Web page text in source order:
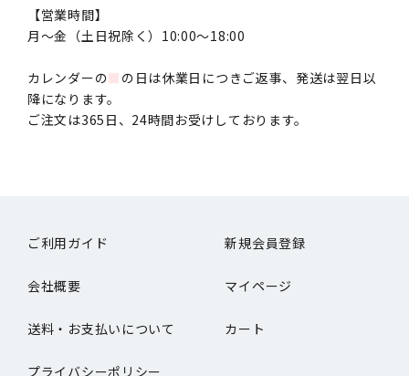
【営業時間】
月〜金（土日祝除く）10:00～18:00
カレンダーの■ の日は休業日につきご返事、発送は翌日以
降になります。
ご注文は365日、24時間お受けしております。
ご利用ガイド 新規会員登録
会社概要 マイページ
送料・お支払いについて カート
プライバシーポリシー